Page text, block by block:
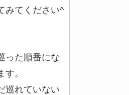
みてください^
った順番にな
す。
巡れていない